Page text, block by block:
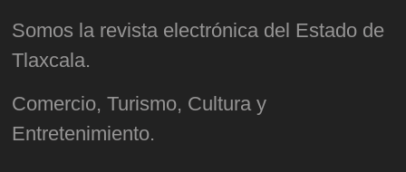
Somos la revista electrónica del Estado de
Tlaxcala.
Comercio, Turismo, Cultura y
Entretenimiento.